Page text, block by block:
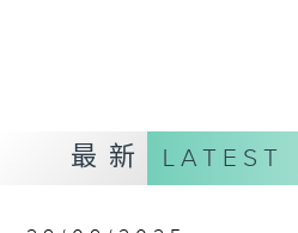
最新 LATEST